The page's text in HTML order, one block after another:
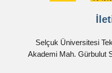
Selçuk Üniversitesi
Akademi Mah. Gürbulut